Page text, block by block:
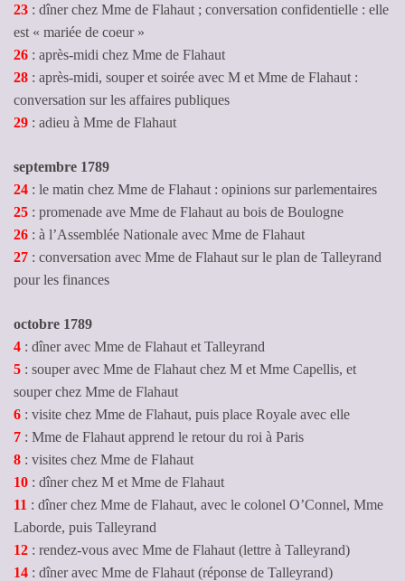
23 : dîner chez Mme de Flahaut ; conversation confidentielle : elle
est « mariée de coeur »
26 : après-midi chez Mme de Flahaut
28 : après-midi, souper et soirée avec M et Mme de Flahaut :
conversation sur les affaires publiques
29 : adieu à Mme de Flahaut
septembre 1789
24 : le matin chez Mme de Flahaut : opinions sur parlementaires
25 : promenade ave Mme de Flahaut au bois de Boulogne
26 : à l’Assemblée Nationale avec Mme de Flahaut
27 : conversation avec Mme de Flahaut sur le plan de Talleyrand
pour les finances
octobre 1789
4 : dîner avec Mme de Flahaut et Talleyrand
5 : souper avec Mme de Flahaut chez M et Mme Capellis, et
souper chez Mme de Flahaut
6 : visite chez Mme de Flahaut, puis place Royale avec elle
7 : Mme de Flahaut apprend le retour du roi à Paris
8 : visites chez Mme de Flahaut
10 : dîner chez M et Mme de Flahaut
11 : dîner chez Mme de Flahaut, avec le colonel O’Connel, Mme
Laborde, puis Talleyrand
12 : rendez-vous avec Mme de Flahaut (lettre à Talleyrand)
14 : dîner avec Mme de Flahaut (réponse de Talleyrand)